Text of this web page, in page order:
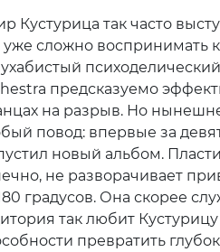
Кустурица так часто
уже сложно воспринимать
предсказуемо
на разрыв. Но
повод: впервые за
новый альбом.
не разворачивает
градусов. Она скорее
так любит
превратить